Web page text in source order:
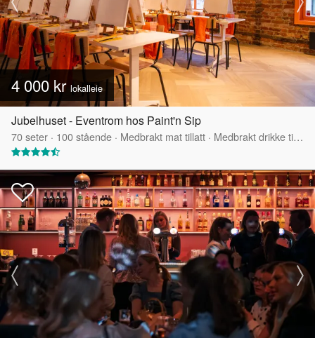
4 000 kr lokalleie
Jubelhuset - Eventrom hos Paint'n Sip
70seter · 100stående · Medbrakt mat tillatt · Medbrakt drikke tillatt